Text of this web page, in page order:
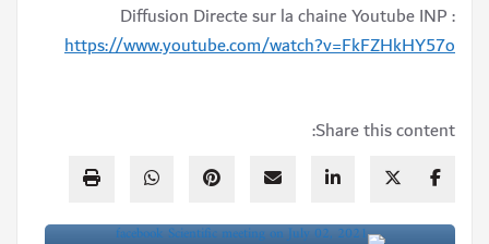
Diffusion Directe sur la chaine Youtube INP :
https://www.youtube.com/watch?v=FkFZHkHY57o
Share this content: